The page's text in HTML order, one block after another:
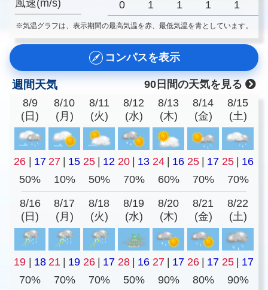
風速(m/s) 0 1 1 1 1
※気温グラフは、表示期間の最高気温を赤、最低気温を青としています。
コンパスを表示
週間天気
90日間の天気を見る
8/9
(日)
8/10
(月)
8/11
(火)
8/12
(水)
8/13
(木)
8/14
(金)
8/15
(土)
26 17 27 15 25 12 20 13 24 16 25 17 25
16
50%
10% 50% 70% 60% 70% 70%
8/16
(日)
8/17
(月)
8/18
(火)
8/19
(水)
8/20
(木)
8/21
(金)
8/22
(土)
19 18 21 19 26 17 28 16 27 17 26 17 25
17
70%
70% 70% 50% 90% 80%
90%